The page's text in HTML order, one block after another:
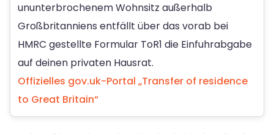
ununterbrochenem Wohnsitz außerhalb
Großbritanniens entfällt über das vorab bei
HMRC gestellte Formular ToR1 die Einfuhrabgabe
auf deinen privaten Hausrat.
Offizielles gov.uk-Portal „Transfer of residence
to Great Britain“